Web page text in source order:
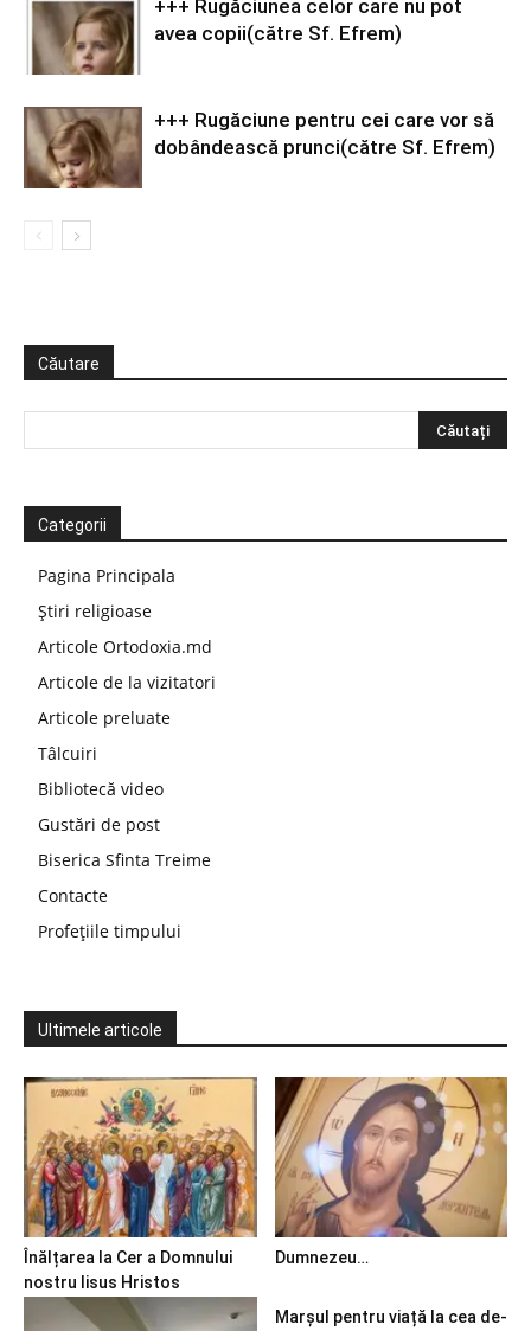
+++ Rugăciunea celor care nu pot
avea copii(către Sf. Efrem)
+++ Rugăciune pentru cei care vor să
dobândească prunci(către Sf. Efrem)
Căutare
Categorii
Pagina Principala
Știri religioase
Articole Ortodoxia.md
Articole de la vizitatori
Articole preluate
Tâlcuiri
Bibliotecă video
Gustări de post
Biserica Sfinta Treime
Contacte
Profețiile timpului
Ultimele articole
Înălțarea la Cer a Domnului
nostru Iisus Hristos
Dumnezeu…
Marșul pentru viață la cea de-